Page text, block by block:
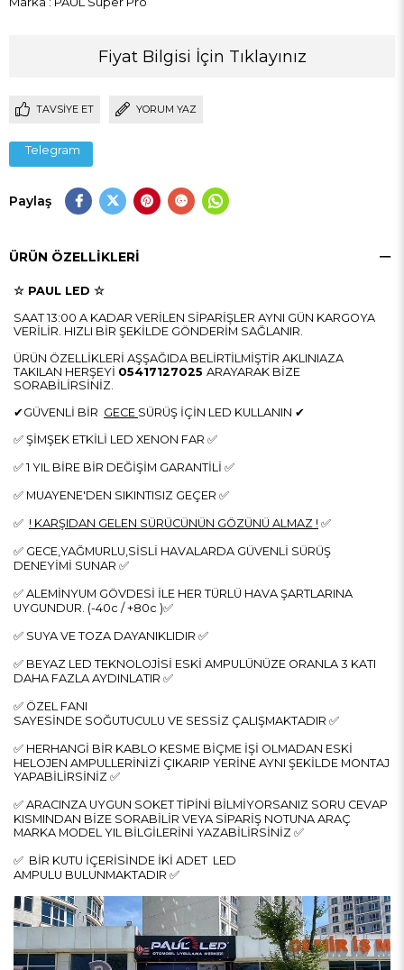
Fiyat Bilgisi İçin Tıklayınız
TAVSIYE ET YORUM YAZ
Telegram
Paylaş
ÜRÜN ÖZELLIKLERI
☆ PAUL LED ☆
SAAT 13:00 A KADAR VERİLEN SİPARİŞLER AYNI GÜN KARGOYA
VERİLİR. HIZLI BİR ŞEKİLDE GÖNDERİM SAĞLANIR.
ÜRÜN ÖZELLİKLERİ AŞŞAĞIDA BELİRTİLMİŞTİR AKLINIAZA
TAKILAN HERŞEYİ 05417127025 ARAYARAK BİZE
SORABİLİRSİNİZ.
✔GÜVENLİ BİR GECE SÜRÜŞ İÇİN LED KULLANIN ✔
✅ ŞİMŞEK ETKİLİ LED XENON FAR ✅
✅ 1 YIL BİRE BİR DEĞİŞİM GARANTİLİ ✅
✅ MUAYENE'DEN SIKINTISIZ GEÇER ✅
✅ ! KARŞIDAN GELEN SÜRÜCÜNÜN GÖZÜNÜ ALMAZ ! ✅
✅ GECE,YAĞMURLU,SİSLİ HAVALARDA GÜVENLİ SÜRÜŞ
DENEYİMİ SUNAR ✅
✅ ALEMİNYUM GÖVDESİ İLE HER TÜRLÜ HAVA ŞARTLARINA
UYGUNDUR. (-40c / +80c )✅
✅ SUYA VE TOZA DAYANIKLIDIR ✅
✅ BEYAZ LED TEKNOLOJİSİ ESKİ AMPULÜNÜZE ORANLA 3 KATI
DAHA FAZLA AYDINLATIR ✅
✅ ÖZEL FANI
SAYESİNDE SOĞUTUCULU VE SESSİZ ÇALIŞMAKTADIR ✅
✅ HERHANGİ BİR KABLO KESME BİÇME İŞİ OLMADAN ESKİ
HELOJEN AMPULLERİNİZİ ÇIKARIP YERİNE AYNI ŞEKİLDE MONTAJ
YAPABİLİRSİNİZ ✅
✅ ARACINZA UYGUN SOKET TİPİNİ BİLMİYORSANIZ SORU CEVAP
KISMINDAN BİZE SORABİLİR VEYA SİPARİŞ NOTUNA ARAÇ
MARKA MODEL YIL BİLGİLERİNİ YAZABİLİRSİNİZ ✅
✅ BİR KUTU İÇERİSİNDE İKİ ADET LED
AMPULU BULUNMAKTADIR ✅